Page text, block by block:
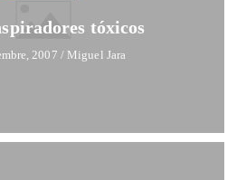
tóxicos
2007 / Miguel Jara